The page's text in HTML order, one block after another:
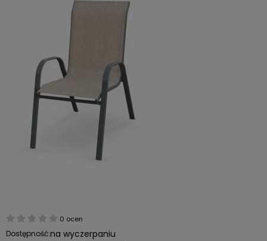
0 ocen
Dostępność:na wyczerpaniu